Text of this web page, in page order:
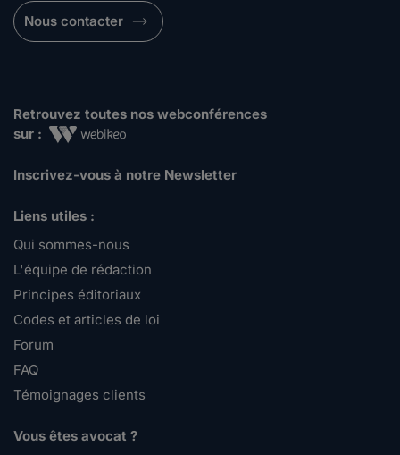
Nous contacter
Retrouvez toutes nos webconférences
sur :
Inscrivez-vous à notre Newsletter
Liens utiles :
Qui sommes-nous
L'équipe de rédaction
Principes éditoriaux
Codes et articles de loi
Forum
FAQ
Témoignages clients
Vous êtes avocat ?